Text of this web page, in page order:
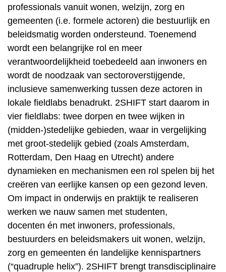
professionals vanuit wonen, welzijn, zorg en
gemeenten (i.e. formele actoren) die bestuurlijk en
beleidsmatig worden ondersteund. Toenemend
wordt een belangrijke rol en meer
verantwoordelijkheid toebedeeld aan inwoners en
wordt de noodzaak van sectoroverstijgende,
inclusieve samenwerking tussen deze actoren in
lokale fieldlabs benadrukt. 2SHIFT start daarom in
vier fieldlabs: twee dorpen en twee wijken in
(midden-)stedelijke gebieden, waar in vergelijking
met groot-stedelijk gebied (zoals Amsterdam,
Rotterdam, Den Haag en Utrecht) andere
dynamieken en mechanismen een rol spelen bij het
creëren van eerlijke kansen op een gezond leven.
Om impact in onderwijs en praktijk te realiseren
werken we nauw samen met studenten,
docenten én met inwoners, professionals,
bestuurders en beleidsmakers uit wonen, welzijn,
zorg en gemeenten én landelijke kennispartners
(“quadruple helix”). 2SHIFT brengt transdisciplinaire